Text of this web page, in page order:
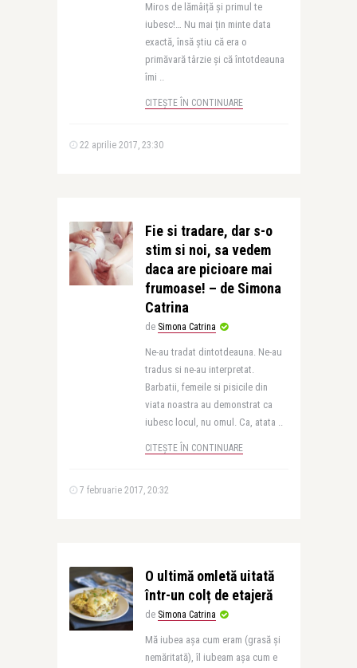
Miros de lămâiță și primul te
iubesc!… Nu mai țin minte data
exactă, însă știu că era o
primăvară târzie și că întotdeauna
îmi ..
CITEȘTE ÎN CONTINUARE
22 aprilie 2017, 23:30
Fie si tradare, dar s-o
stim si noi, sa vedem
daca are picioare mai
frumoase! – de Simona
Catrina
de Simona Catrina
Ne-au tradat dintotdeauna. Ne-au
tradus si ne-au interpretat.
Barbatii, femeile si pisicile din
viata noastra au demonstrat ca
iubesc locul, nu omul. Ca, atata ..
CITEȘTE ÎN CONTINUARE
7 februarie 2017, 20:32
O ultimă omletă uitată
într-un colț de etajeră
de Simona Catrina
Mă iubea așa cum eram (grasă și
nemăritată), îl iubeam așa cum e